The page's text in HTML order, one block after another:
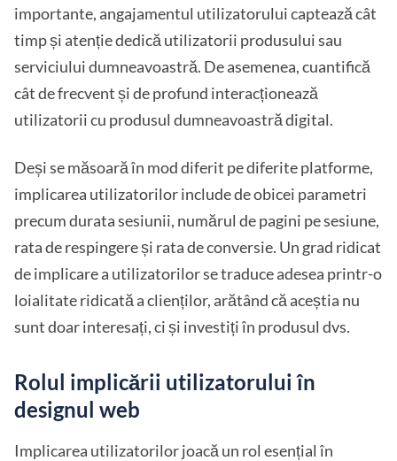
importante, angajamentul utilizatorului captează cât
timp și atenție dedică utilizatorii produsului sau
serviciului dumneavoastră. De asemenea, cuantifică
cât de frecvent și de profund interacționează
utilizatorii cu produsul dumneavoastră digital.
Deși se măsoară în mod diferit pe diferite platforme,
implicarea utilizatorilor include de obicei parametri
precum durata sesiunii, numărul de pagini pe sesiune,
rata de respingere și rata de conversie. Un grad ridicat
de implicare a utilizatorilor se traduce adesea printr-o
loialitate ridicată a clienților, arătând că aceștia nu
sunt doar interesați, ci și investiți în produsul dvs.
Rolul implicării utilizatorului în
designul web
Implicarea utilizatorilor joacă un rol esențial în